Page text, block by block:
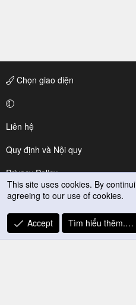
Chọn giao diện
Liên hệ
Quy định và Nội quy
Privacy Policy
Trợ giúp
R
S
This site uses cookies. By
agreeing to our use of cookies.
Accept Tìm hiểu thêm.…